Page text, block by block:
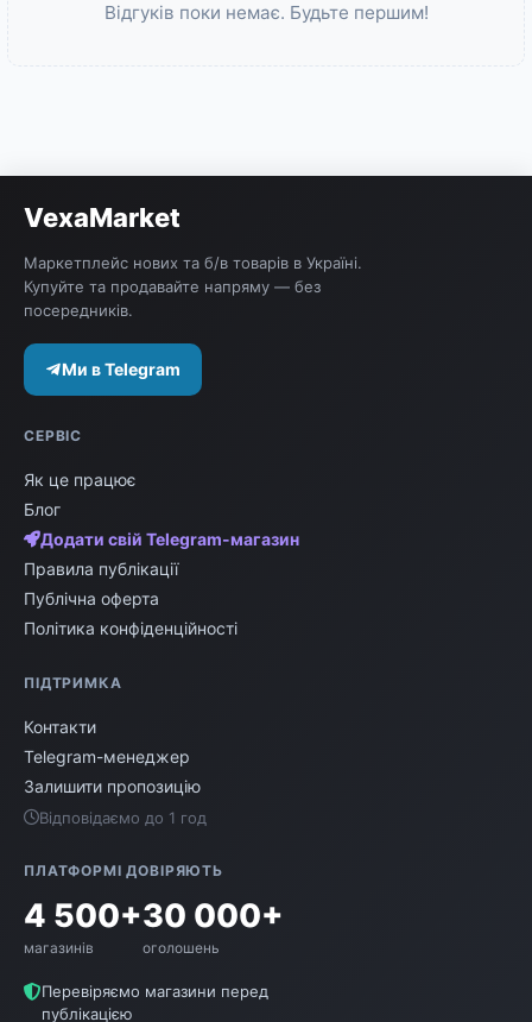
Відгуків поки немає. Будьте першим!
VexaMarket
Маркетплейс нових та б/в товарів в Україні.
Купуйте та продавайте напряму — без
посередників.
Ми в Telegram
СЕРВІС
Як це працює
Блог
Додати свій Telegram-магазин
Правила публікації
Публічна оферта
Політика конфіденційності
ПІДТРИМКА
Контакти
Telegram-менеджер
Залишити пропозицію
Відповідаємо до 1 год
ПЛАТФОРМІ ДОВІРЯЮТЬ
4 500+
магазинів
30 000+
оголошень
Перевіряємо магазини перед
публікацією